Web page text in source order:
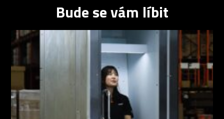
Bude se vám líbit